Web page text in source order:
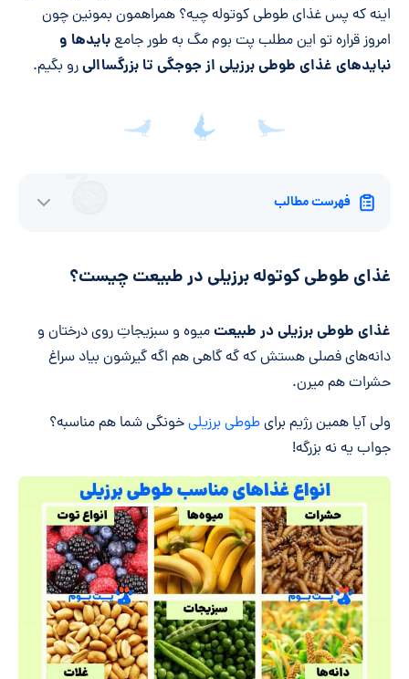
اینه که پس غذای طوطی کوتوله چیه؟ همراهمون بمونین چون
امروز قراره تو این مطلب پت بوم مگ به طور جامعبایدها و
نبایدهای غذای طوطی برزیلی از جوجگی تا بزرگساالیرو بگیم.
فهرست مطالب
غذای طوطی کوتوله برزیلی در طبیعت چیست؟
غذای طوطی برزیلی در طبیعتمیوه و سبزیجاتِ روی درختان و
دانه‌های فصلی هستش که گه گاهی هم اگه گیرشون بیاد سراغ
حشرات هم میرن.
ولی آیا همین رژیم برایطوطی برزیلیخونگی شما هم مناسبه؟
جواب یه نه بزرگه!